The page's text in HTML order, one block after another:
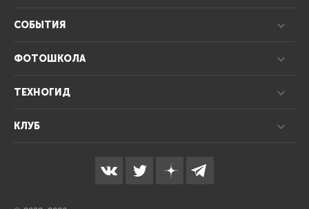
СОБЫТИЯ
ФОТОШКОЛА
ТЕХНОГИД
КЛУБ